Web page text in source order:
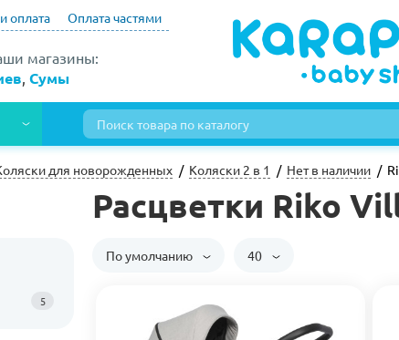
оплата Оплата частями
магазины:
Сумы
для новорожденных Коляски 2 в 1 Нет в наличии
5
Расцветки Riko
По умолчанию 40